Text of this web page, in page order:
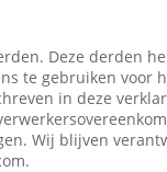
Deze derden
te gebruiken voor
in deze
Wij blijven